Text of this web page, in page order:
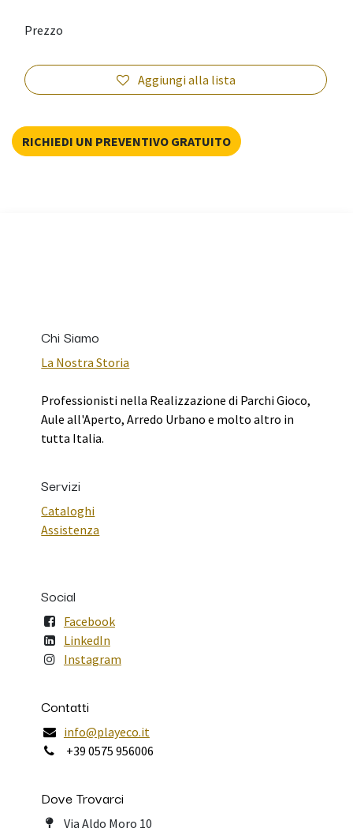
Aggiungi alla lista
Prezzo
RICHIEDI UN PREVENTIVO GRATUITO
Chi Siamo
La Nostra Storia
Professionisti nella Realizzazione di Parchi Gioco,
Aule all'Aperto, Arredo Urbano e molto altro in
tutta Italia.
Servizi
Cataloghi
Assistenza
Social
Facebook
LinkedIn
Instagram
Contatti
info@playeco.it
+39 0575 956006
Dove Trovarci
Via Aldo Moro 10